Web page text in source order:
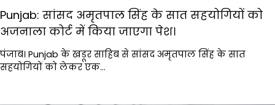
Punjab: सांसद अमृतपाल सिंह के सात सहयोगियों को
अजनाला कोर्ट में किया जाएगा पेश।
पंजाब। Punjab के खडूर साहिब से सांसद अमृतपाल सिंह के सात
सहयोगियों को लेकर एक…